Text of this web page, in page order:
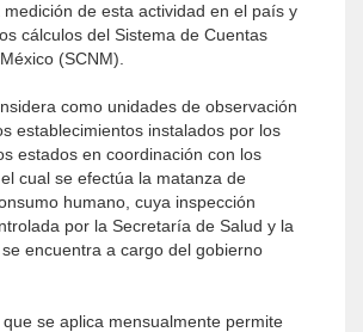
de esta actividad en el país y
cálculos del Sistema de Cuentas
(SCNM).
como unidades de observación
establecimientos instalados por los
estados en coordinación con los
cual se efectúa la matanza de
humano, cuya inspección
por la Secretaría de Salud y la
encuentra a cargo del gobierno
se aplica mensualmente permite